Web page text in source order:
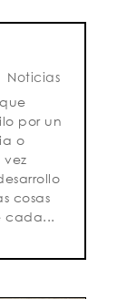
Noticias
por un
o
cosas
cada...